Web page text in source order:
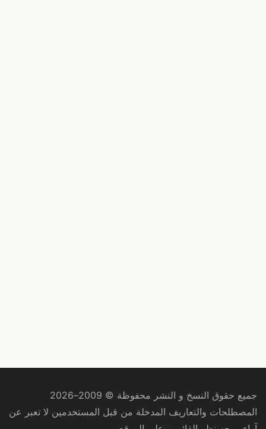
جميع حقوق النسخ و النشر محفوظة © 2009–2026
المصطلحات والتعاريف المدخلة من قبل المستخدمين لا تعبر عن